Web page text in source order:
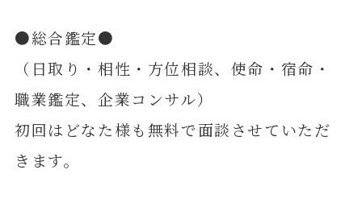
●総合鑑定●
（日取り・相性・方位相談、使命・宿命・
職業鑑定、企業コンサル）
初回はどなた様も無料で面談させていただ
きます。